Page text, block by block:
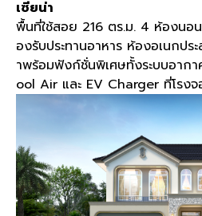
เซียน่า
พื้นที่ใช้สอย 216 ตร.ม. 4 ห้องน
องรับประทานอาหาร ห้องอเนกป
าพร้อมฟังก์ชั่นพิเศษทั้งระบบอาก
ool Air และ EV Charger ที่โรง